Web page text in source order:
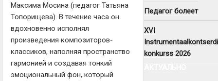
Максима Мосина (педагог Татьяна
Топорищева). В течение часа он
вдохновенно исполнял
произведения композиторов-
классиков, наполняя пространство
гармонией и создавая тонкий
эмоциональный фон, который
Педагог болеет
XVI
Instrumentaalkontserdi
konkurss 2026